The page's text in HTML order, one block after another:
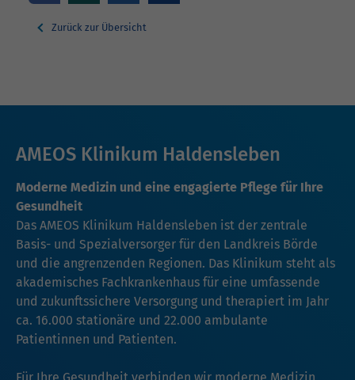
Zurück zur Übersicht
AMEOS Klinikum Haldensleben
Moderne Medizin und eine engagierte Pflege für Ihre
Gesundheit
Das AMEOS Klinikum Haldensleben ist der zentrale
Basis- und Spezialversorger für den Landkreis Börde
und die angrenzenden Regionen. Das Klinikum steht als
akademisches Fachkrankenhaus für eine umfassende
und zukunftssichere Versorgung und therapiert im Jahr
ca. 16.000 stationäre und 22.000 ambulante
Patientinnen und Patienten.
Für Ihre Gesundheit verbinden wir moderne Medizin